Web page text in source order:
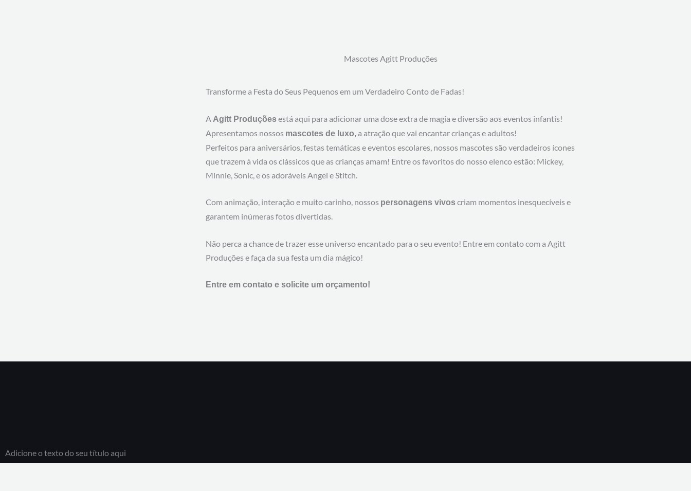
Mascotes Agitt Produções
Transforme a Festa do Seus Pequenos em um Verdadeiro Conto de Fadas!
A Agitt Produçõesestá aqui para adicionar uma dose extra de magia e diversão aos eventos infantis!
Apresentamos nossos mascotes de luxo,a atração que vai encantar crianças e adultos!
Perfeitos para aniversários, festas temáticas e eventos escolares, nossos mascotes são verdadeiros ícones
que trazem à vida os clássicos que as crianças amam! Entre os favoritos do nosso elenco estão: Mickey,
Minnie, Sonic, e os adoráveis Angel e Stitch.
Com animação, interação e muito carinho, nossos personagens vivoscriam momentos inesquecíveis e
garantem inúmeras fotos divertidas.
Não perca a chance de trazer esse universo encantado para o seu evento! Entre em contato com a Agitt
Produções e faça da sua festa um dia mágico!
Entre em contato e solicite um orçamento!
Adicione o texto do seu título aqui